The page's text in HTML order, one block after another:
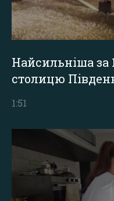
Найсильніша за
столицю
1:51